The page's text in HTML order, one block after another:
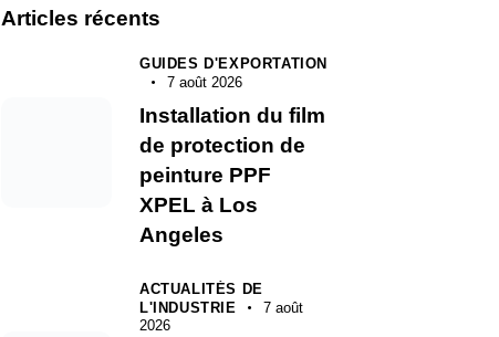
Articles récents
GUIDES D'EXPORTATION
7 août 2026
Installation du film
de protection de
peinture PPF
XPEL à Los
Angeles
ACTUALITÉS DE
L'INDUSTRIE
7 août
2026